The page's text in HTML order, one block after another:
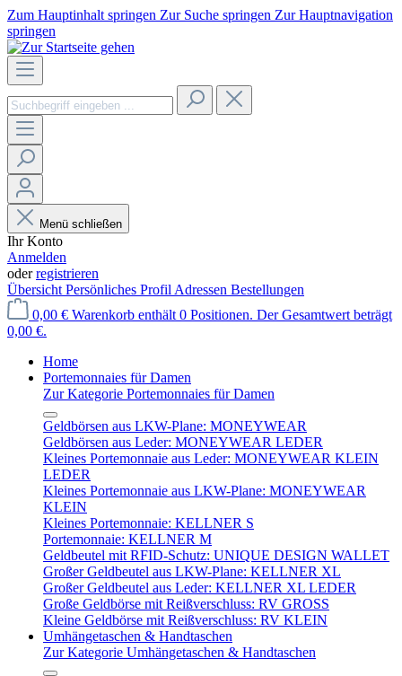
Zum Hauptinhalt springen Zur Suche springen Zur Hauptnavigation
springen
Menü schließen
Ihr Konto
Anmelden
oderregistrieren
Übersicht Persönliches Profil Adressen Bestellungen
0,00 € Warenkorb enthält 0 Positionen. Der Gesamtwert beträgt
0,00 €.
Home
Portemonnaies für Damen
Zur Kategorie Portemonnaies für Damen
Geldbörsen aus LKW-Plane: MONEYWEAR
Geldbörsen aus Leder: MONEYWEAR LEDER
Kleines Portemonnaie aus Leder: MONEYWEAR KLEIN
LEDER
Kleines Portemonnaie aus LKW-Plane: MONEYWEAR
KLEIN
Kleines Portemonnaie: KELLNER S
Portemonnaie: KELLNER M
Geldbeutel mit RFID-Schutz: UNIQUE DESIGN WALLET
Großer Geldbeutel aus LKW-Plane: KELLNER XL
Großer Geldbeutel aus Leder: KELLNER XL LEDER
Große Geldbörse mit Reißverschluss: RV GROSS
Kleine Geldbörse mit Reißverschluss: RV KLEIN
Umhängetaschen & Handtaschen
Zur Kategorie Umhängetaschen & Handtaschen